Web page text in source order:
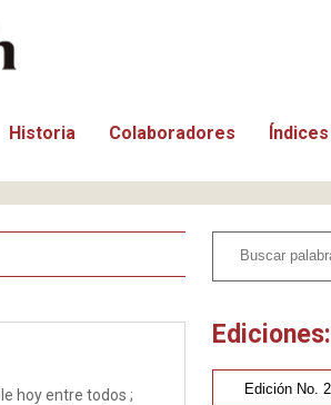
Historia Colaboradores Índices
hoy entre todos ;
Ediciones: